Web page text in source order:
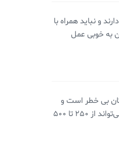
و نباید همراه با
به خوبی عمل
بی خطر است و
گاهی اوقات برای متوقف کردن عفونت تجویز می‌شود. این آنتی بیوتیک اولین انتخاب نیست، اما برای برخی از بیماران یک گزینه بی خطر است. دوز مشخص شده می‌تواند از ۲۵۰ تا ۵۰۰